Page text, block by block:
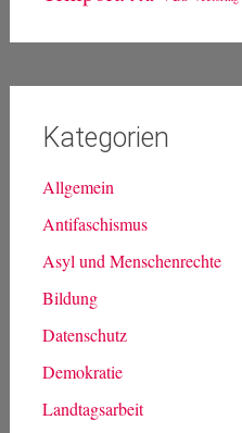
Kategorien
Allgemein
Antifaschismus
Asyl und Menschenrechte
Bildung
Datenschutz
Demokratie
Landtagsarbeit